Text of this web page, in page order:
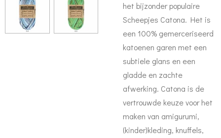
het bijzonder populaire
Scheepjes Catona. Het is
een 100% gemerceriseerd
katoenen garen met een
subtiele glans en een
gladde en zachte
afwerking. Catona is de
vertrouwde keuze voor het
maken van amigurumi,
(kinder)kleding, knuffels,